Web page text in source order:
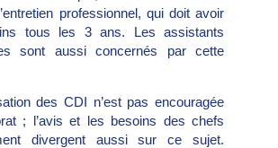
professionnel, qui doit avoir
tous les 3 ans. Les assistants
sont aussi concernés par cette
des CDI n’est pas encouragée
; l’avis et les besoins des chefs
divergent aussi sur ce sujet.